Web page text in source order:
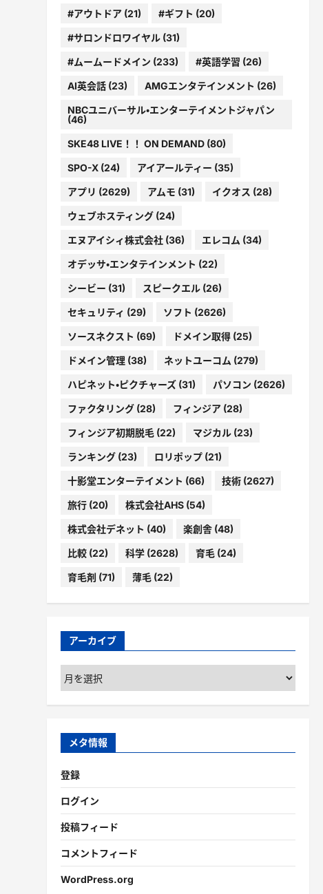
#アウトドア(21) #ギフト (20)
#サロンドロワイヤル(31)
#ムームードメイン (233) #英語学習 (26)
AI英会話(23) AMGエンタテインメント (26)
NBCユニバーサル・エンターテイメントジャパン
(46)
SKE48 LIVE！！ ON DEMAND(80)
SPO-X(24) アイアールティー (35)
アプリ (2629) アムモ (31) イクオス (28)
ウェブホスティング(24)
エヌアイシィ株式会社(36) エレコム (34)
オデッサ・エンタテインメント (22)
シービー (31) スピークエル(26)
セキュリティ (29) ソフト (2626)
ソースネクスト (69) ドメイン取得(25)
ドメイン管理(38) ネットユーコム (279)
ハピネット・ピクチャーズ(31) パソコン (2626)
ファクタリング(28) フィンジア(28)
フィンジア初期脱毛(22) マジカル(23)
ランキング(23) ロリポップ(21)
十影堂エンターテイメント (66) 技術(2627)
旅行(20) 株式会社AHS(54)
株式会社デネット (40) 楽創舎(48)
比較(22) 科学(2628) 育毛(24)
育毛剤 (71) 薄毛(22)
アーカイブ
ア
ー
カ
ブ
メタ情報
登録
ログイン
投稿フィード
コメントフィード
WordPress.org